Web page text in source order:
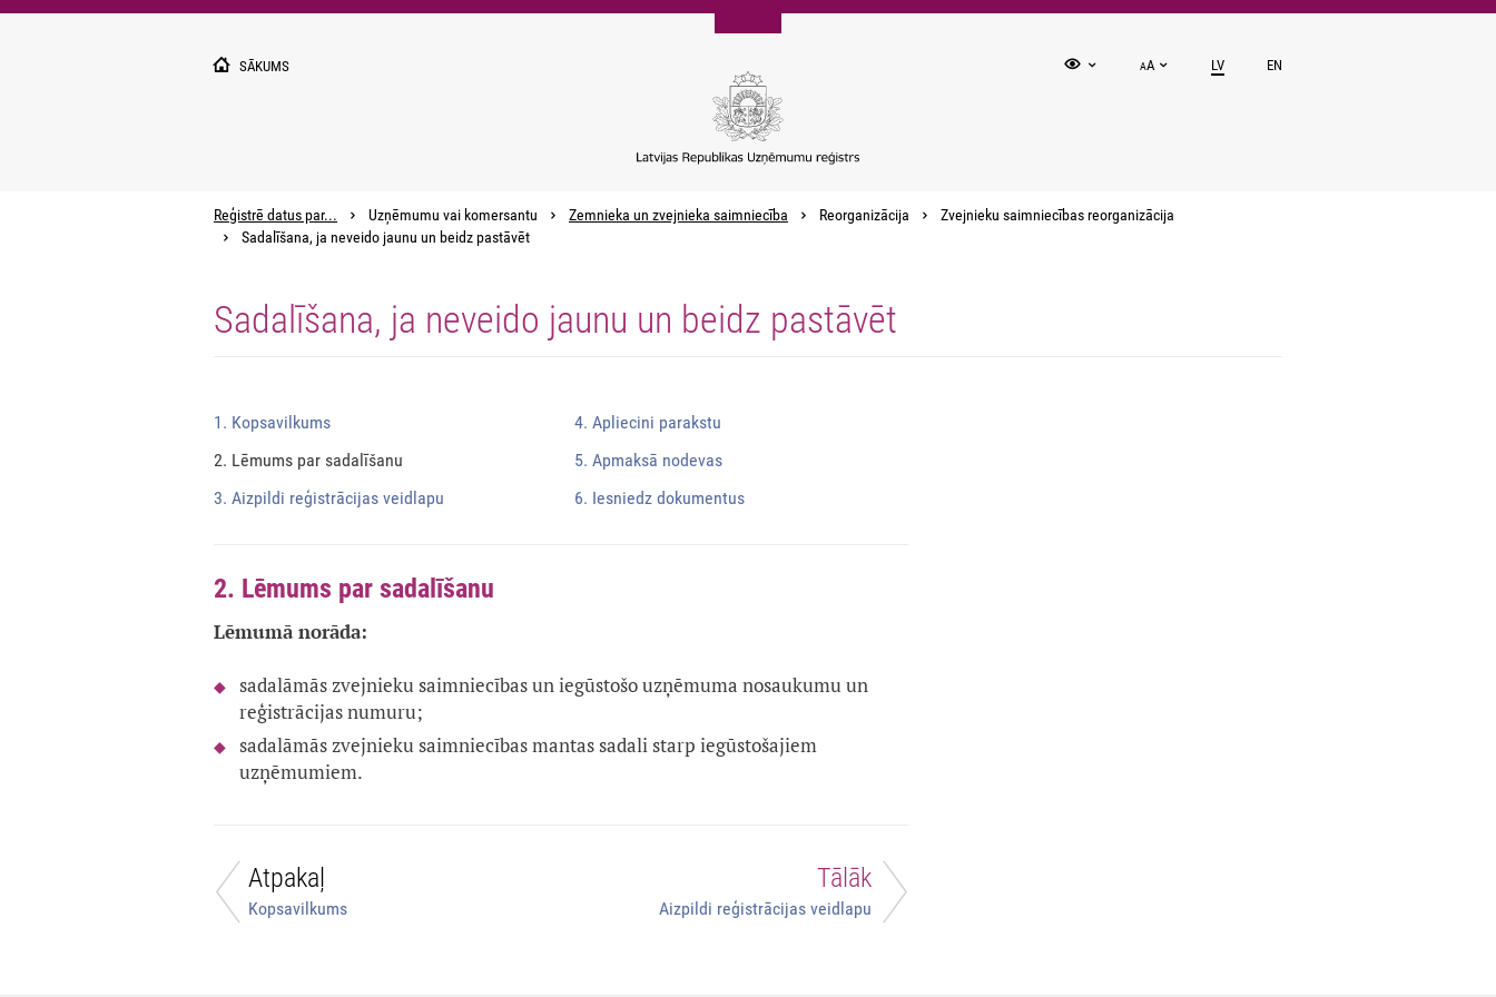
Pārlekt
SĀKUMS AA LV EN
Reģistrē datus par... Uzņēmumu vai komersantu Zemnieka un zvejnieka saimniecība Reorganizācija
Zvejnieku saimniecības reorganizācija
Sadalīšana, ja neveido jaunu un beidz pastāvēt
Sadalīšana, ja neveido jaunu un beidz pastāvēt
1. Kopsavilkums
2. Lēmums par sadalīšanu
3. Aizpildi reģistrācijas veidlapu
4. Apliecini parakstu
5. Apmaksā nodevas
6. Iesniedz dokumentus
2. Lēmums par sadalīšanu
Lēmumā norāda:
sadalāmās zvejnieku saimniecības un iegūstošo uzņēmuma nosaukumu un
reģistrācijas numuru;
sadalāmās zvejnieku saimniecības mantas sadali starp iegūstošajiem
uzņēmumiem.
Tālāk
Aizpildi reģistrācijas veidlapu
Atpakaļ
Kopsavilkums